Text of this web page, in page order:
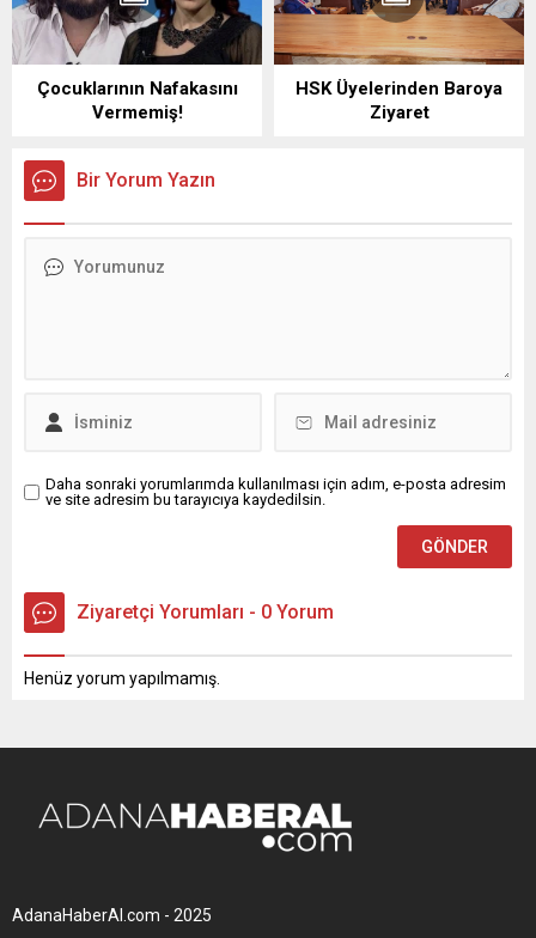
Çocuklarının Nafakasını
Vermemiş!
HSK Üyelerinden Baroya
Ziyaret
Bir Yorum Yazın
Daha sonraki yorumlarımda kullanılması için adım, e-posta adresim
ve site adresim bu tarayıcıya kaydedilsin.
Ziyaretçi Yorumları - 0 Yorum
Henüz yorum yapılmamış.
AdanaHaberAl.com - 2025